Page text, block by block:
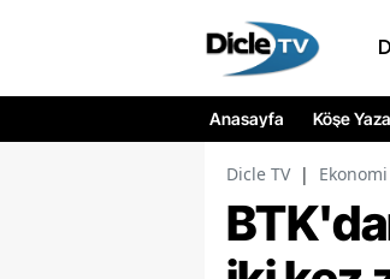
Anasayfa Köşe
Dicle TV | Ekonomi